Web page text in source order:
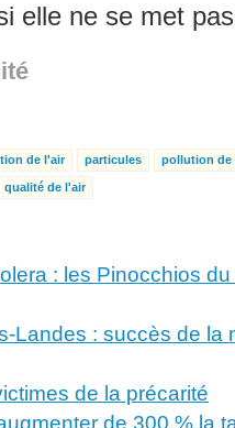
elle ne se met
de l'air particules pollution de
qualité de l'air
: les Pinocchios
Landes : succès de la
de la précarité
de 300 % la